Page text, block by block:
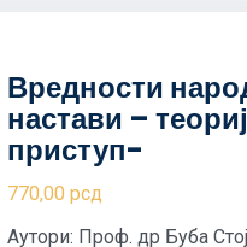
Вредности
настави –
приступ-
770,00 рсд
Аутори: Проф. др Буба